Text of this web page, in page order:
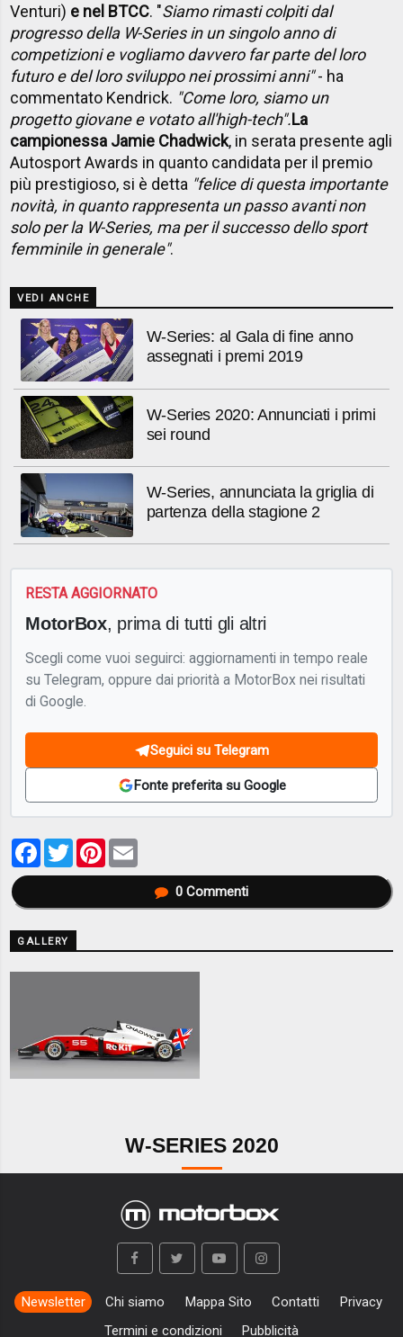
Venturi) e nel BTCC. "Siamo rimasti colpiti dal
progresso della W-Series in un singolo anno di
competizioni e vogliamo davvero far parte del loro
futuro e del loro sviluppo nei prossimi anni"- ha
commentato Kendrick. "Come loro, siamo un
progetto giovane e votato all'high-tech".La
campionessa Jamie Chadwick, in serata presente agli
Autosport Awards in quanto candidata per il premio
più prestigioso, si è detta "felice di questa importante
novità, in quanto rappresenta un passo avanti non
solo per la W-Series, ma per il successo dello sport
femminile in generale".
VEDI ANCHE
W-Series: al Gala di fine anno
assegnati i premi 2019
W-Series 2020: Annunciati i primi
sei round
W-Series, annunciata la griglia di
partenza della stagione 2
RESTA AGGIORNATO
MotorBox, prima di tutti gli altri
Scegli come vuoi seguirci: aggiornamenti in tempo reale
su Telegram, oppure dai priorità a MotorBox nei risultati
di Google.
Seguici su Telegram
Fonte preferita su Google
Facebook
TwitterPinterest
0Commenti
GALLERY
W-SERIES 2020
Newsletter Chi siamo Mappa Sito Contatti
Privacy
Termini e condizioni
Pubblicità